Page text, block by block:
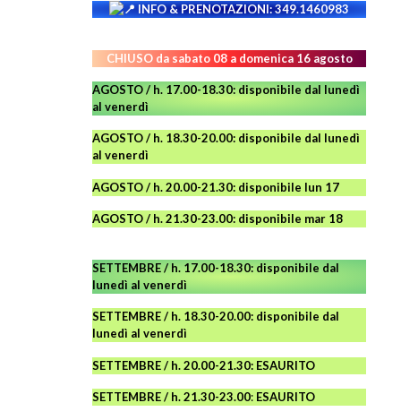
INFO & PRENOTAZIONI: 349.1460983
CHIUSO da sabato 08 a domenica 16 agosto
AGOSTO / h. 17.00-18.30: disponibile dal lunedì
al venerdì
AGOSTO/ h. 18.30-20.00: disponibile dal lunedì
al venerdì
AGOSTO / h. 20.00-21.30: disponibile lun 17
AGOSTO/ h. 21.30-23.00: disponibile mar 18
SETTEMBRE / h. 17.00-18.30: disponibile dal
lunedì al venerdì
SETTEMBRE / h. 18.30-20.00: disponibile dal
lunedì al venerdì
SETTEMBRE / h. 20.00-21.30: ESAURITO
SETTEMBRE / h. 21.30-23.00: ESAURITO